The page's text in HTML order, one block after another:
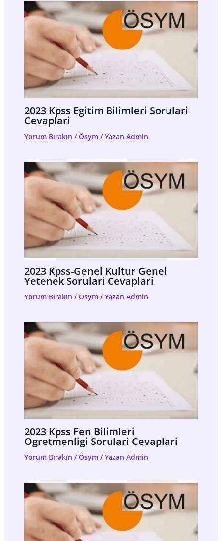
2023 Kpss Egitim Bilimleri Sorulari
Cevaplari
Yorum Bırakın /Ösym/ Yazan Admin
2023 Kpss-Genel Kultur Genel
Yetenek Sorulari Cevaplari
Yorum Bırakın /Ösym/ Yazan Admin
2023 Kpss Fen Bilimleri
Ogretmenligi Sorulari Cevaplari
Yorum Bırakın /Ösym/ Yazan Admin